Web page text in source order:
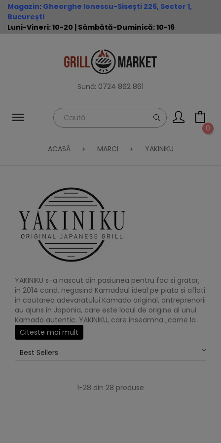
Magazin: Gheorghe Ionescu-Sisești 226, Sector 1,
București
Luni-Vineri: 10-20 | Sâmbătă-Duminică: 10-16
Sună: 0724 862 861
0
ACASĂ MARCI YAKINIKU
YAKINIKU s-a nascut din pasiunea pentru foc si gratar,
in 2014 cand, negasind Kamadoul ideal pe piata si aflati
in cautarea adevaratului Kamado original, antreprenorii
au ajuns in Japonia, care este locul de origine al unui
Kamado autentic. YAKINIKU, care inseamna „carne la
gratar” in japoneza, este cel mai bun gratar Kamado
dupa modelul traditional japonez. Forma ovala a
Kamado permite aerului cald sa circule optim. Pentru
rumeneste la o temperatura ridicata si poate fi lasata
Citeste mai mult
Best Sellers
1-28 din 28 produse